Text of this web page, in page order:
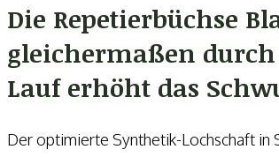
Die Repetierbüchse
gleichermaßen
Lauf erhöht das
Der optimierte Synthetik-Lochschaft in